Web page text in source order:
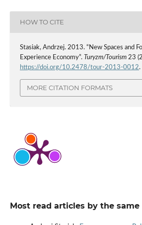
HOW TO CITE
Stasiak, Andrzej. 2013. “New Spaces and
Experience Economy”. Turyzm/Tourism23
https://doi.org/10.2478/tour-2013-0012.
MORE CITATION FORMATS
Most read articles by the same